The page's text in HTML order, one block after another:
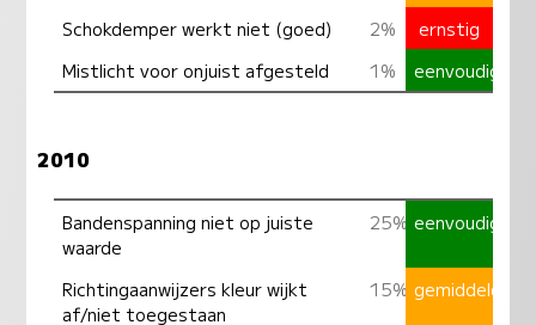
Schokdemper werkt niet (goed) 2%
ernstig
Mistlicht voor onjuist afgesteld
1% eenvoudig
2010
Bandenspanning niet op juiste
waarde
25% eenvoudig
Richtingaanwijzers kleur wijkt
af/niet toegestaan
15% gemiddeld